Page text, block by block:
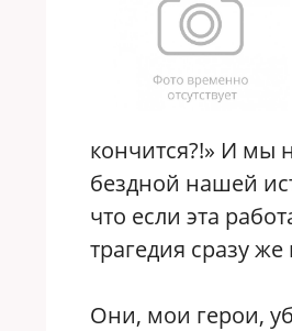
кончится?!» И мы
бездной нашей
что если эта
трагедия сразу
Они, мои герои,